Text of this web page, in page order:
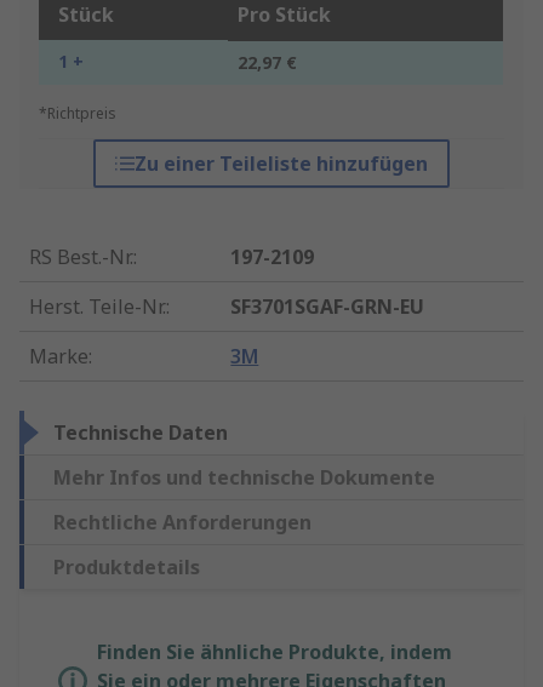
Stück Pro Stück
1 + 22,97 €
*Richtpreis
Zu einer Teileliste hinzufügen
RS Best.-Nr.:
197-2109
Herst. Teile-Nr.:
SF3701SGAF-GRN-EU
Marke: 3M
Technische Daten
Mehr Infos und technische Dokumente
Rechtliche Anforderungen
Produktdetails
Finden Sie ähnliche Produkte, indem
Sie ein oder mehrere Eigenschaften